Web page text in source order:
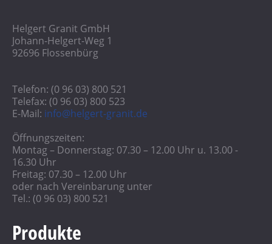
Helgert Granit GmbH
Johann-Helgert-Weg 1
92696 Flossenbürg
Telefon: (0 96 03) 800 521
Telefax: (0 96 03) 800 523
E-Mail: info@helgert-granit.de
Öffnungszeiten:
Montag – Donnerstag: 07.30 – 12.00 Uhr u. 13.00 -
16.30 Uhr
Freitag: 07.30 – 12.00 Uhr
oder nach Vereinbarung unter
Tel.: (0 96 03) 800 521
Produkte